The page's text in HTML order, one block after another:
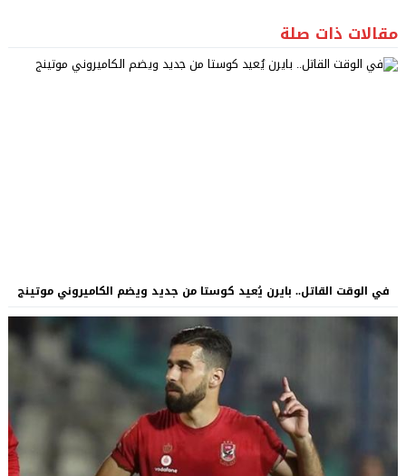
مقالات ذات صلة
في الوقت القاتل.. بايرن يُعيد كوستا من جديد ويضم الكاميروني موتينج